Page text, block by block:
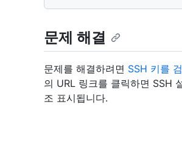
문제 해결
문제를 해결하려면 SSH 키를
의 URL 링크를 클릭하면 SSH
조 표시됩니다.